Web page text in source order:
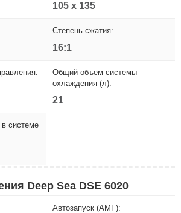
105 х 135
Степень сжатия:
16:1
Общий объем системы
охлаждения (л):
21
системе
Deep Sea DSE 6020
Автозапуск (AMF):